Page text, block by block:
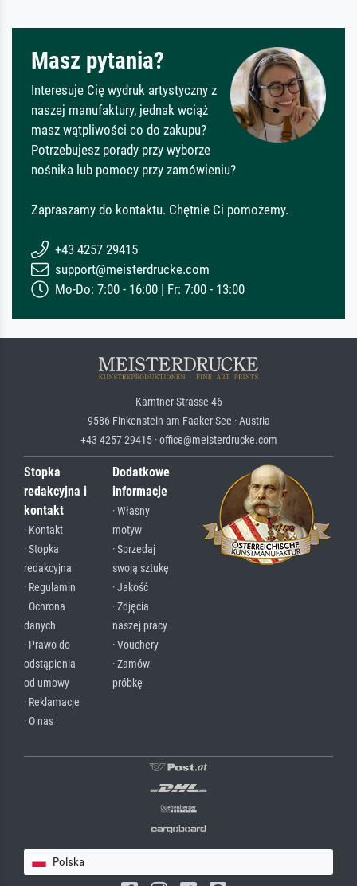
Masz pytania?
Interesuje Cię wydruk artystyczny z
naszej manufaktury, jednak wciąż
masz wątpliwości co do zakupu?
Potrzebujesz porady przy wyborze
nośnika lub pomocy przy zamówieniu?
Zapraszamy do kontaktu. Chętnie Ci pomożemy.
+43 4257 29415
support@meisterdrucke.com
Mo-Do: 7:00 - 16:00 | Fr: 7:00 - 13:00
Kärntner Strasse 46
9586 Finkenstein am Faaker See · Austria
+43 4257 29415 · office@meisterdrucke.com
Stopka
redakcyjna i
kontakt
· Kontakt
· Stopka
redakcyjna
· Regulamin
· Ochrona
danych
· Prawo do
odstąpienia
od umowy
· Reklamacje
· O nas
Dodatkowe
informacje
· Własny
motyw
· Sprzedaj
swoją sztukę
· Jakość
· Zdjęcia
naszej pracy
· Vouchery
· Zamów
próbkę
Polska